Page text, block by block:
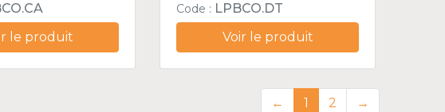
le produit
Code : LPBCO.DT
Voir le produit
← 1 2 →